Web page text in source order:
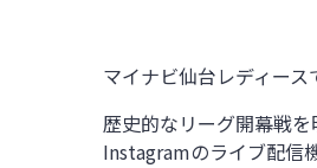
マイナビ仙台レディー
歴史的なリーグ開幕戦
Instagramのライブ配信